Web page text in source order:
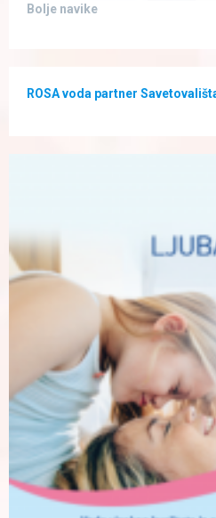
Bolje navike
ROSA voda partner